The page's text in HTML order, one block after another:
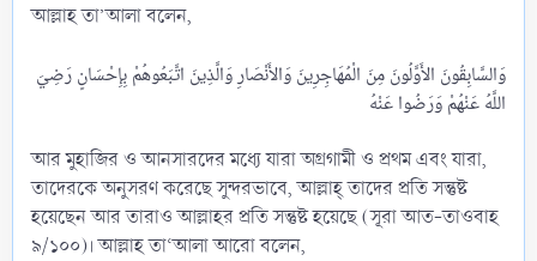
আল্লাহ তা’আলা বলেন,
وَالسَّابِقُونَ الأَوَّلُونَ مِنَ الْمُهَاجِرِينَ وَالأَنْصَارِ وَالَّذِينَ اتَّبَعُوهُمْ بِإِحْسَانٍ رَضِيَ
আর মুহাজির ও আনসারদের মধ্যে যারা অগ্রগামী ও প্রথম এবং যারা,
তাদেরকে অনুসরণ করেছে সুন্দরভাবে, আল্লাহ্ তাদের প্রতি সন্তুষ্ট
হয়েছেন আর তারাও আল্লাহর প্রতি সন্তুষ্ট হয়েছে (সূরা আত-তাওবাহ
৯/১০০)। আল্লাহ তা‘আলা আরো বলেন,